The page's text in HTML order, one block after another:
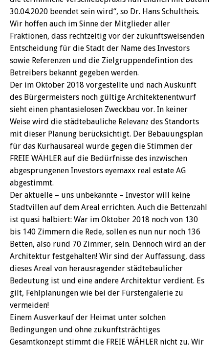
30.04.2020 beendet sein wird“, so Dr. Hans Schultheis.
Wir hoffen auch im Sinne der Mitglieder aller
Fraktionen, dass rechtzeitig vor der zukunftsweisenden
Entscheidung für die Stadt der Name des Investors
sowie Referenzen und die Zielgruppendefintion des
Betreibers bekannt gegeben werden.
Der im Oktober 2018 vorgestellte und nach Auskunft
des Bürgermeisters noch gültige Architektenentwurf
sieht einen phantasielosen Zweckbau vor. In keiner
Weise wird die städtebauliche Relevanz des Standorts
mit dieser Planung berücksichtigt. Der Bebauungsplan
für das Kurhausareal wurde gegen die Stimmen der
FREIE WÄHLER auf die Bedürfnisse des inzwischen
abgesprungenen Investors eyemaxx real estate AG
abgestimmt.
Der aktuelle – uns unbekannte – Investor will keine
Stadtvillen auf dem Areal errichten. Auch die Bettenzahl
ist quasi halbiert: War im Oktober 2018 noch von 130
bis 140 Zimmern die Rede, sollen es nun nur noch 136
Betten, also rund 70 Zimmer, sein. Dennoch wird an der
Architektur festgehalten! Wir sind der Auffassung, dass
dieses Areal von herausragender städtebaulicher
Bedeutung ist und eine andere Architektur verdient. Es
gilt, Fehlplanungen wie bei der Fürstengalerie zu
vermeiden!
Einem Ausverkauf der Heimat unter solchen
Bedingungen und ohne zukunftsträchtiges
Gesamtkonzept stimmt die FREIE WÄHLER nicht zu. Wir